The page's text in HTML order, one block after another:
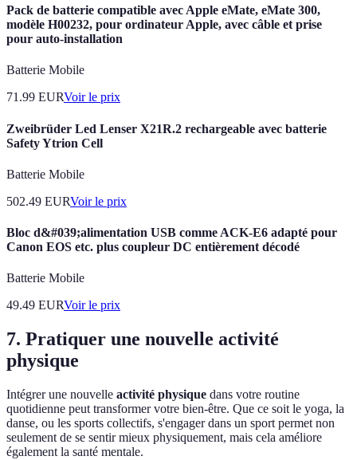
Pack de batterie compatible avec Apple eMate, eMate 300,
modèle H00232, pour ordinateur Apple, avec câble et prise
pour auto-installation
Batterie Mobile
71.99 EURVoir le prix
Zweibrüder Led Lenser X21R.2 rechargeable avec batterie
Safety Ytrion Cell
Batterie Mobile
502.49 EURVoir le prix
Bloc d&#039;alimentation USB comme ACK-E6 adapté pour
Canon EOS etc. plus coupleur DC entièrement décodé
Batterie Mobile
49.49 EURVoir le prix
7. Pratiquer une nouvelle activité
physique
Intégrer une nouvelle activité physique dans votre routine
quotidienne peut transformer votre bien-être. Que ce soit le yoga, la
danse, ou les sports collectifs, s'engager dans un sport permet non
seulement de se sentir mieux physiquement, mais cela améliore
également la santé mentale.